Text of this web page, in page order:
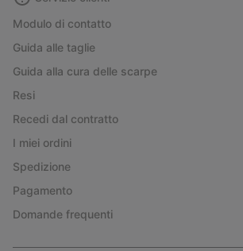
Modulo di contatto
Guida alle taglie
Guida alla cura delle scarpe
Resi
Recedi dal contratto
I miei ordini
Spedizione
Pagamento
Domande frequenti